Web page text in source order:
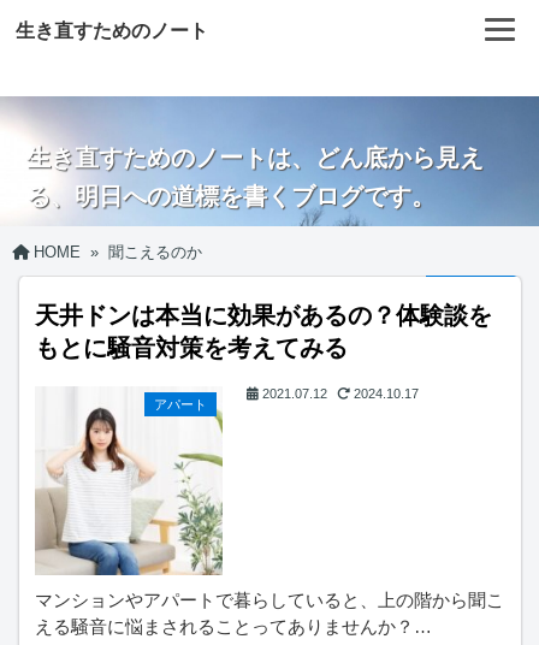
生き直すためのノート
生き直すためのノートは、どん底から見え
る、明日への道標を書くブログです。
HOME » 聞こえるのか
天井ドンは本当に効果があるの？体験談を
もとに騒音対策を考えてみる
アパート
2021.07.12 2024.10.17
マンションやアパートで暮らしていると、上の階から聞こ
える騒音に悩まされることってありませんか？…